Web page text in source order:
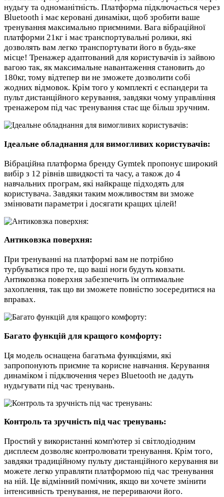
нудьгу та одноманітність. Платформа підключається через
Bluetooth і має керовані динаміки, щоб зробити ваше
тренування максимально приємними. Вага вібраційної
платформи 21кг і має транспортувальні ролики, які
дозволять вам легко транспортувати його в будь-яке
місце! Тренажер адаптований для користувачів із зайвою
вагою так, як максимальне навантаження становить до
180кг, тому відтепер ви не зможете дозволити собі
жодних відмовок. Крім того у комплекті є еспандери та
пульт дистанційного керування, завдяки чому управління
тренажером під час тренування стає ще більш зручним.
Ідеальне обладнання для вимогливих користувачів:
Вібраційна платформа бренду Gymtek пропонує широкий
вибір з 12 рівнів швидкості та часу, а також до 4
навчальних програм, які найкраще підходять для
користувача. Завдяки таким можливостям ви зможе
змінювати параметри і досягати кращих цілей!
Антиковзка поверхня:
При тренуванні на платформі вам не потрібно
турбуватися про те, що ваші ноги будуть ковзати.
Антиковзка поверхня забезпечить їм оптимальне
захоплення, так що ви зможете повністю зосередитися на
вправах.
Багато функцій для кращого комфорту:
Ця модель оснащена багатьма функціями, які
запропонують приємне та корисне навчання. Керування
динаміком і підключення через Bluetooth не дадуть
нудьгувати під час тренувань.
Контроль та зручність під час тренувань:
Простий у використанні комп'ютер зі світлодіодним
дисплеєм дозволяє контролювати тренування. Крім того,
завдяки традиційному пульту дистанційного керування ви
можете легко управляти платформою під час тренування
на ній. Це відмінний помічник, якщо ви хочете змінити
інтенсивність тренування, не перериваючи його.